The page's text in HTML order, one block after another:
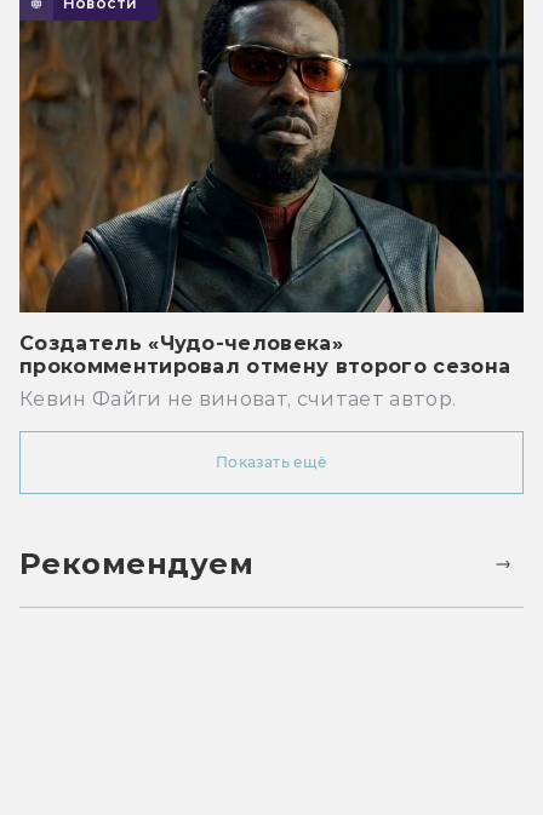
Создатель «Чудо-человека»
прокомментировал отмену второго сезона
Кевин Файги не виноват, считает автор.
Показать ещё
Рекомендуем